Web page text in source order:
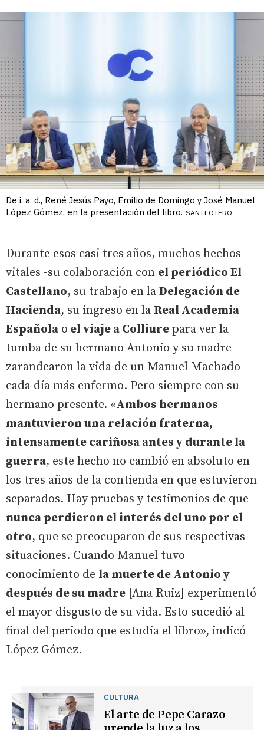
De i. a. d., René Jesús Payo, Emilio de Domingo y José Manuel
López Gómez, en la presentación del libro. SANTI OTERO
Durante esos casi tres años, muchos hechos
vitales -su colaboración con el periódico El
Castellano, su trabajo en la Delegación de
Hacienda, su ingreso en la Real Academia
Española o el viaje a Colliure para ver la
tumba de su hermano Antonio y su madre-
zarandearon la vida de un Manuel Machado
cada día más enfermo. Pero siempre con su
hermano presente. «Ambos hermanos
mantuvieron una relación fraterna,
intensamente cariñosa antes y durante la
guerra, este hecho no cambió en absoluto en
los tres años de la contienda en que estuvieron
separados. Hay pruebas y testimonios de que
nunca perdieron el interés del uno por el
otro, que se preocuparon de sus respectivas
situaciones. Cuando Manuel tuvo
conocimiento de la muerte de Antonio y
después de su madre [Ana Ruiz] experimentó
el mayor disgusto de su vida. Esto sucedió al
final del periodo que estudia el libro», indicó
López Gómez.
CULTURA
El arte de Pepe Carazo